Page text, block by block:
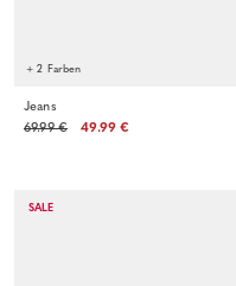
+ 2 Farben
Jeans
69.99 €
49.99 €
SALE